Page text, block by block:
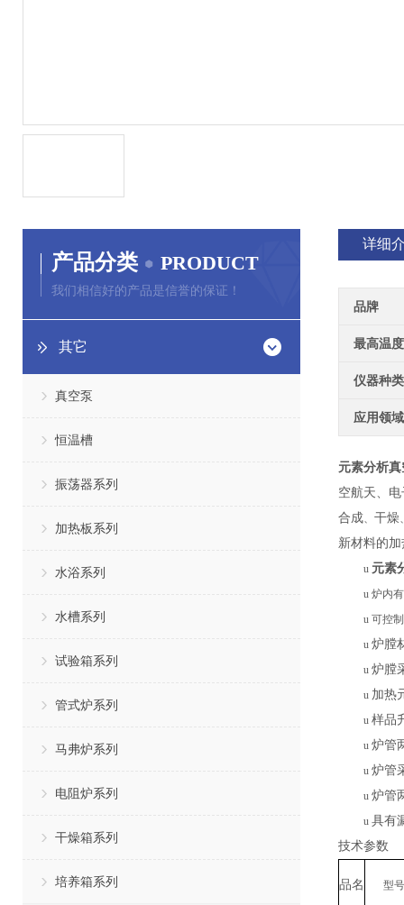
产品分类 PRODUCT
我们相信好的产品是信誉的保证！
其它
真空泵
恒温槽
振荡器系列
加热板系列
水浴系列
水槽系列
试验箱系列
管式炉系列
马弗炉系列
电阻炉系列
干燥箱系列
培养箱系列
详细
品牌
最高温度
仪器种类
应用领域
元素分析
空航天、电
合成、 干燥
新材料的加
u 元素
u 炉内
u 可控
u 炉膛
u 炉膛
u 加热
u 样品
u 炉管
u 炉管
u 炉管
u 具有
技术参数
品名 型号